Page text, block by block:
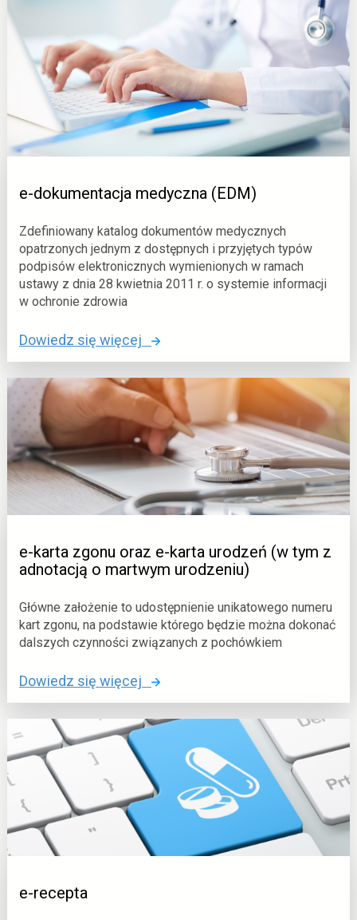
h
(
P
U
I
)
a
o
p
i
e
k
e
y
c
z
n
D
M
)
e-dokumentacja medyczna (EDM)
Zdefiniowany katalog dokumentów medycznych
opatrzonych jednym z dostępnych i przyjętych typów
podpisów elektronicznych wymienionych w ramach
ustawy z dnia 28 kwietnia 2011 r. o systemie informacji
w ochronie zdrowia
Dowiedz się więcej
o
:
e
-
d
o
k
m
e
t
a
j
a
e
d
y
n
a
D
e-karta zgonu oraz e-karta urodzeń (w tym z
adnotacją o martwym urodzeniu)
Główne założenie to udostępnienie unikatowego numeru
kart zgonu, na podstawie którego będzie można dokonać
dalszych czynności związanych z pochówkiem
Dowiedz się więcej
o
:
e
a
r
z
e-recepta